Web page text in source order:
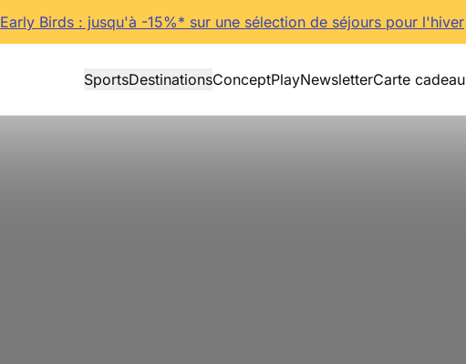
Early Birds : jusqu'à -15%* sur une sélection de séjours pour l'hiver
SportsDestinationsConceptPlayNewsletterCarte cadeau